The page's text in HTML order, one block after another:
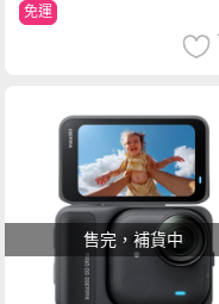
免運
售完，補貨中